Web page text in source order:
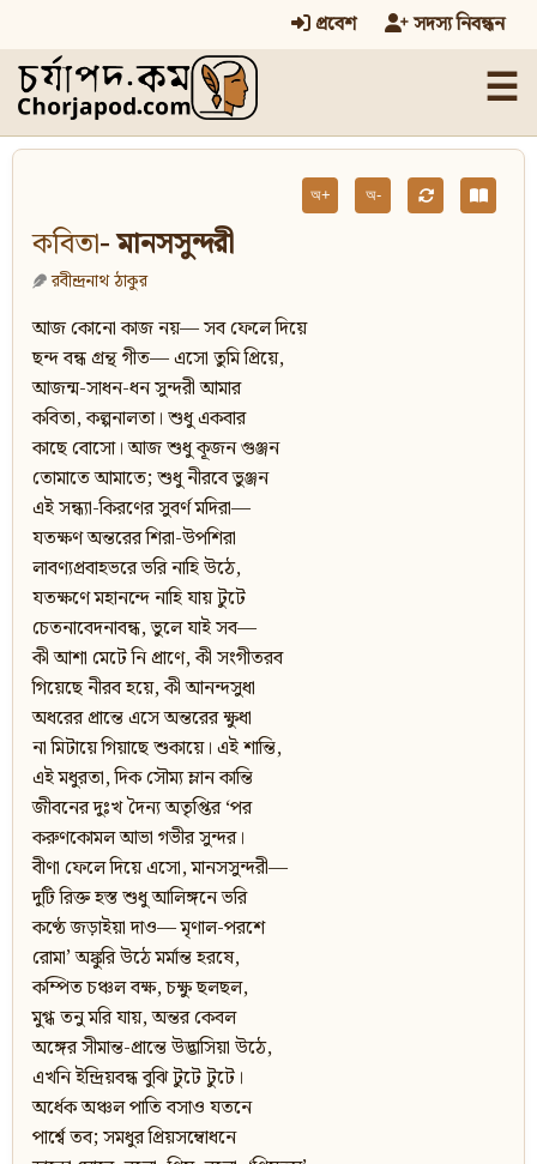
প্রবেশ সদস্য নিবন্ধন
☰
অ+ অ-
কবিতা- মানসসুন্দরী
রবীন্দ্রনাথ ঠাকুর
আজ কোনো কাজ নয়— সব ফেলে দিয়ে
ছন্দ বন্ধ গ্রন্থ গীত— এসো তুমি প্রিয়ে,
আজন্ম-সাধন-ধন সুন্দরী আমার
কবিতা, কল্পনালতা। শুধু একবার
কাছে বোসো। আজ শুধু কূজন গুঞ্জন
তোমাতে আমাতে; শুধু নীরবে ভুঞ্জন
এই সন্ধ্যা-কিরণের সুবর্ণ মদিরা—
যতক্ষণ অন্তরের শিরা-উপশিরা
লাবণ্যপ্রবাহভরে ভরি নাহি উঠে,
যতক্ষণে মহানন্দে নাহি যায় টুটে
চেতনাবেদনাবন্ধ, ভুলে যাই সব—
কী আশা মেটে নি প্রাণে, কী সংগীতরব
গিয়েছে নীরব হয়ে, কী আনন্দসুধা
অধরের প্রান্তে এসে অন্তরের ক্ষুধা
না মিটায়ে গিয়াছে শুকায়ে। এই শান্তি,
এই মধুরতা, দিক সৌম্য ম্লান কান্তি
জীবনের দুঃখ দৈন্য অতৃপ্তির ‘পর
করুণকোমল আভা গভীর সুন্দর।
বীণা ফেলে দিয়ে এসো, মানসসুন্দরী—
দুটি রিক্ত হস্ত শুধু আলিঙ্গনে ভরি
কণ্ঠে জড়াইয়া দাও— মৃণাল-পরশে
রোমা’ অঙ্কুরি উঠে মর্মান্ত হরষে,
কম্পিত চঞ্চল বক্ষ, চক্ষু ছলছল,
মুগ্ধ তনু মরি যায়, অন্তর কেবল
অঙ্গের সীমান্ত-প্রান্তে উদ্ভাসিয়া উঠে,
এখনি ইন্দ্রিয়বন্ধ বুঝি টুটে টুটে।
অর্ধেক অঞ্চল পাতি বসাও যতনে
পার্শ্বে তব; সমধুর প্রিয়সম্বোধনে